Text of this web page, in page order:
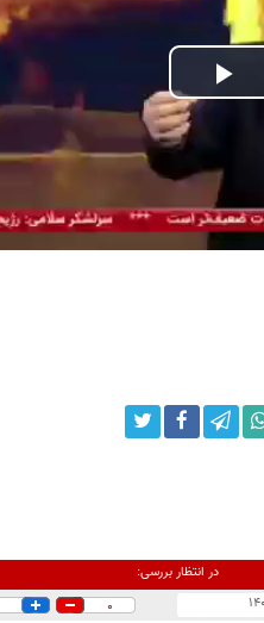
در انتظار بررسی:
0